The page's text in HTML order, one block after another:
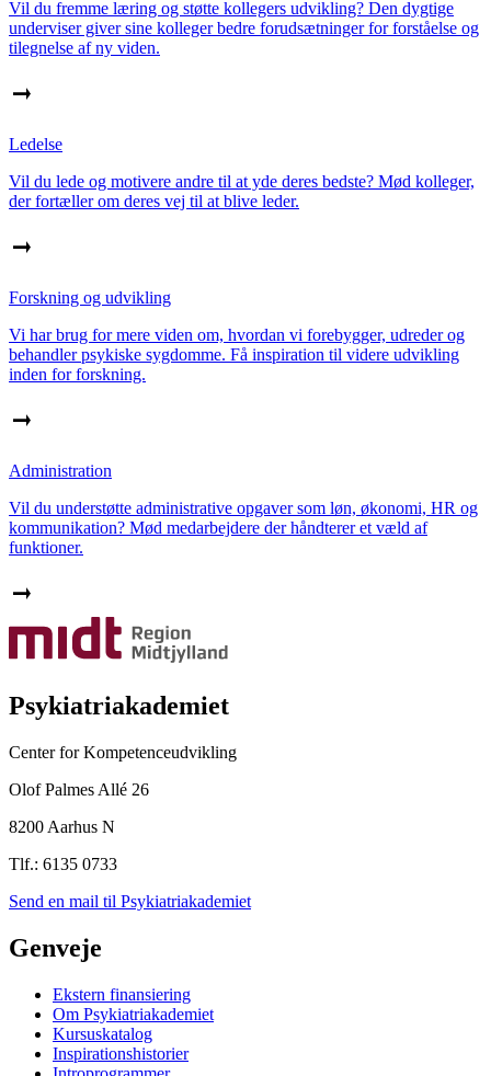
Vil du fremme læring og støtte kollegers udvikling? Den dygtige
underviser giver sine kolleger bedre forudsætninger for forståelse og
tilegnelse af ny viden.
Ledelse
Vil du lede og motivere andre til at yde deres bedste? Mød kolleger,
der fortæller om deres vej til at blive leder.
Forskning og udvikling
Vi har brug for mere viden om, hvordan vi forebygger, udreder og
behandler psykiske sygdomme. Få inspiration til videre udvikling
inden for forskning.
Administration
Vil du understøtte administrative opgaver som løn, økonomi, HR og
kommunikation? Mød medarbejdere der håndterer et væld af
funktioner.
Psykiatriakademiet
Center for Kompetenceudvikling
Olof Palmes Allé 26
8200 Aarhus N
Tlf.: 6135 0733
Send en mail til Psykiatriakademiet
Genveje
Ekstern finansiering
Om Psykiatriakademiet
Kursuskatalog
Inspirationshistorier